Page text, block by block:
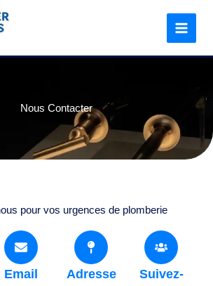
Nous Contacter
pour vos urgences de plomberie
Email Adresse
Suivez-